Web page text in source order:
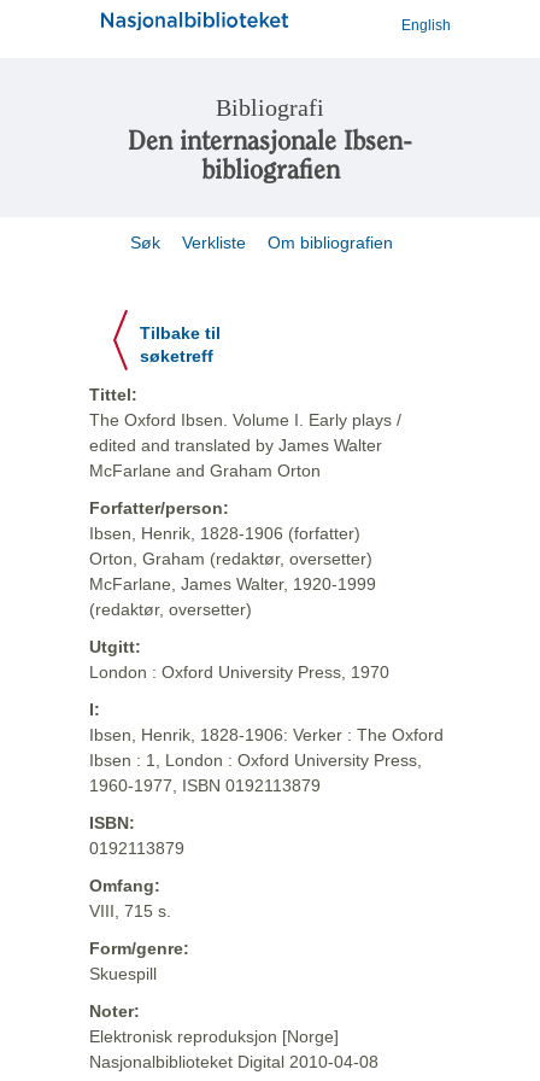
English
Bibliografi
Den internasjonale Ibsen-
bibliografien
Søk Verkliste Om bibliografien
Tilbake til
søketreff
Tittel:
The Oxford Ibsen. Volume I. Early plays /
edited and translated by James Walter
McFarlane and Graham Orton
Forfatter/person:
Ibsen, Henrik, 1828-1906 (forfatter)
Orton, Graham (redaktør, oversetter)
McFarlane, James Walter, 1920-1999
(redaktør, oversetter)
Utgitt:
London : Oxford University Press, 1970
I:
Ibsen, Henrik, 1828-1906: Verker : The Oxford
Ibsen : 1, London : Oxford University Press,
1960-1977, ISBN 0192113879
ISBN:
0192113879
Omfang:
VIII, 715 s.
Form/genre:
Skuespill
Noter:
Elektronisk reproduksjon [Norge]
Nasjonalbiblioteket Digital 2010-04-08